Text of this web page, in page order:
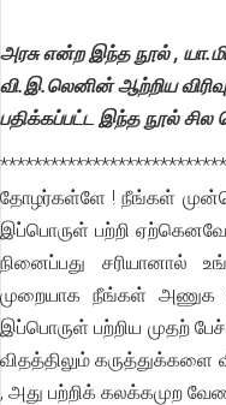
அரசு என்ற இந்த நூல் ,
வி.இ.லெனின் ஆற்றிய
பதிக்கப்பட்ட இந்த நூல் சில
தோழர்கள்ளே ! நீங்கள்
இப்பொருள் பற்றி
நினைப்பது சரியானால்
முறையாக நீங்கள் அணுக
இப்பொருள் பற்றிய முதற்
விதத்திலும் கருத்துக்களை
, அது பற்றிக் கலக்கமுற